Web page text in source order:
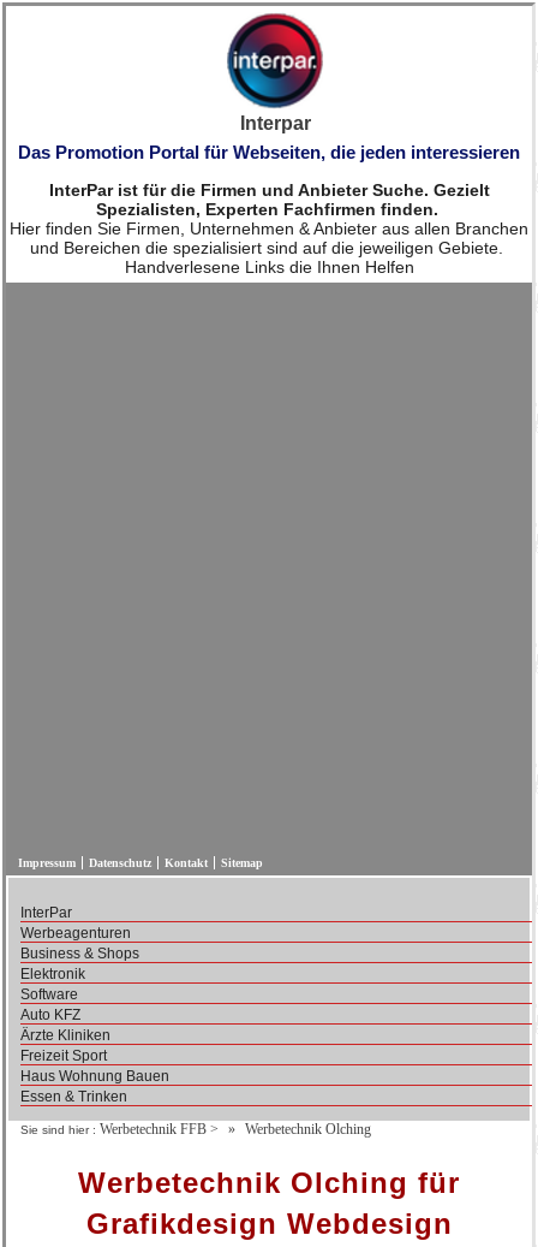
Interpar
Das Promotion Portal für Webseiten, die jeden interessieren
InterPar ist für die Firmen und Anbieter Suche. Gezielt
Spezialisten, Experten Fachfirmen finden.
Hier finden Sie Firmen, Unternehmen & Anbieter aus allen Branchen
und Bereichen die spezialisiert sind auf die jeweiligen Gebiete.
Handverlesene Links die Ihnen Helfen
Impressum Datenschutz Kontakt Sitemap
InterPar
Werbeagenturen
Business & Shops
Elektronik
Software
Auto KFZ
Ärzte Kliniken
Freizeit Sport
Haus Wohnung Bauen
Essen & Trinken
Sie sind hier : Werbetechnik FFB > Werbetechnik Olching
Werbetechnik Olching für
Grafikdesign Webdesign